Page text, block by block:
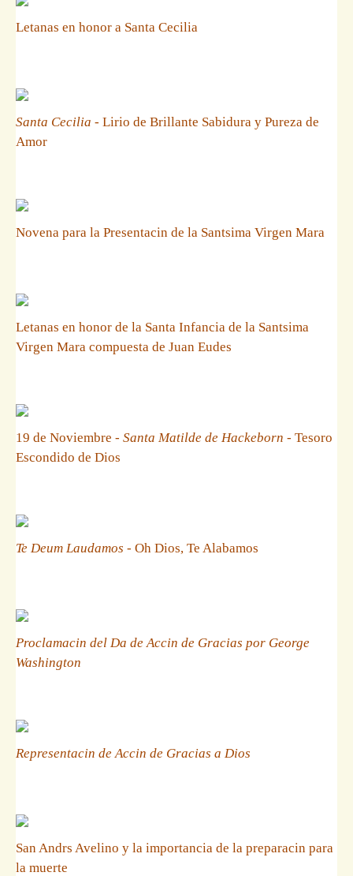
Letanas en honor a Santa Cecilia
Santa Cecilia - Lirio de Brillante Sabidura y Pureza de
Amor
Novena para la Presentacin de la Santsima Virgen Mara
Letanas en honor de la Santa Infancia de la Santsima
Virgen Mara compuesta de Juan Eudes
19 de Noviembre - Santa Matilde de Hackeborn - Tesoro
Escondido de Dios
Te Deum Laudamos - Oh Dios, Te Alabamos
Proclamacin del Da de Accin de Gracias por George
Washington
Representacin de Accin de Gracias a Dios
San Andrs Avelino y la importancia de la preparacin para
la muerte